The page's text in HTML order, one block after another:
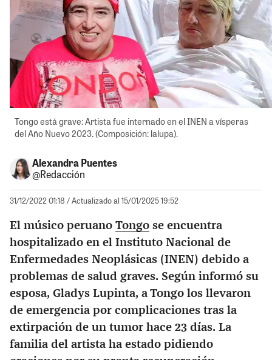
Tongo está grave: Artista fue internado en el INEN a vísperas
del Año Nuevo 2023. (Composición: lalupa).
Alexandra Puentes
@Redacción
31/12/2022 01:18 / Actualizado al 15/01/2025 19:52
El músico peruano Tongo se encuentra
hospitalizado en el Instituto Nacional de
Enfermedades Neoplásicas (INEN) debido a
problemas de salud graves. Según informó su
esposa, Gladys Lupinta, a Tongo los llevaron
de emergencia por complicaciones tras la
extirpación de un tumor hace 23 días. La
familia del artista ha estado pidiendo